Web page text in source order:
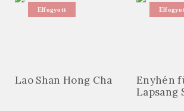
Elfogyott
Lao Shan Hong Cha
Enyhén
Lapsang